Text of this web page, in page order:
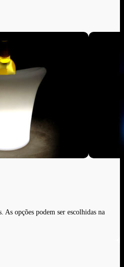
As opções podem ser escolhidas na